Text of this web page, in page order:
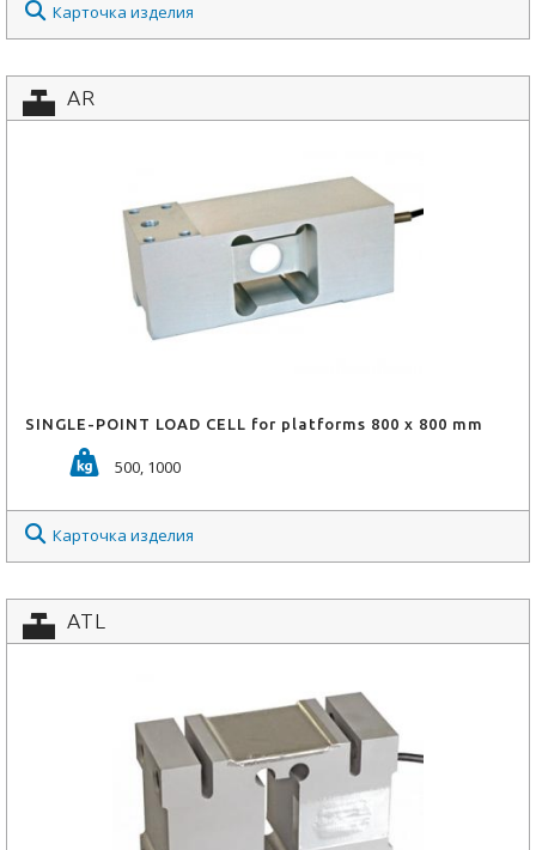
Карточка изделия
AR
SINGLE-POINT LOAD CELL for platforms 800 x 800 mm
500, 1000
Карточка изделия
ATL